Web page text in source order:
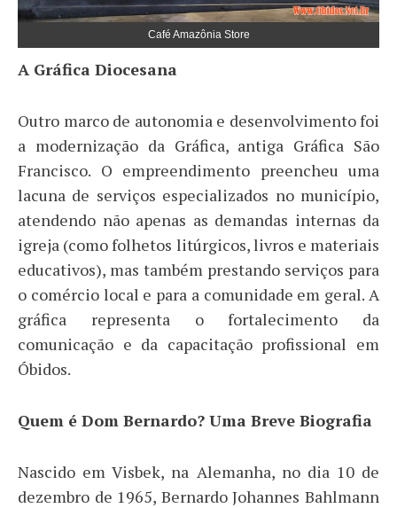
Café Amazônia Store
​A Gráfica Diocesana
​Outro marco de autonomia e desenvolvimento foi
a modernização da Gráfica, antiga Gráfica São
Francisco. O empreendimento preencheu uma
lacuna de serviços especializados no município,
atendendo não apenas as demandas internas da
igreja (como folhetos litúrgicos, livros e materiais
educativos), mas também prestando serviços para
o comércio local e para a comunidade em geral. A
gráfica representa o fortalecimento da
comunicação e da capacitação profissional em
Óbidos.
​​Quem é Dom Bernardo? Uma Breve Biografia
​Nascido em Visbek, na Alemanha, no dia 10 de
dezembro de 1965, Bernardo Johannes Bahlmann